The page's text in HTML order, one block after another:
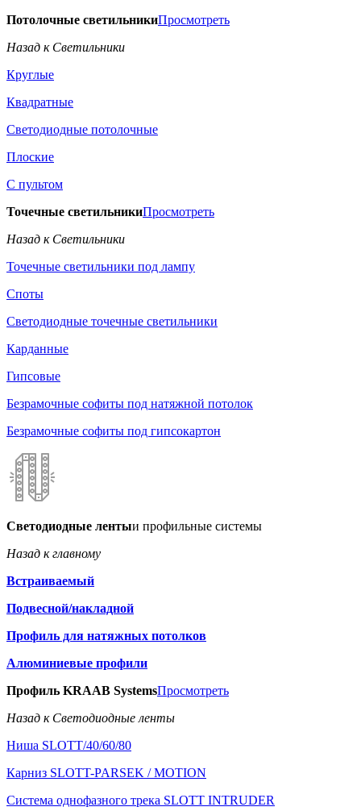
Потолочные светильникиПросмотреть
Назад к Светильники
Круглые
Квадратные
Светодиодные потолочные
Плоские
С пультом
Точечные светильникиПросмотреть
Назад к Светильники
Точечные светильники под лампу
Споты
Светодиодные точечные светильники
Карданные
Гипсовые
Безрамочные софиты под натяжной потолок
Безрамочные софиты под гипсокартон
Светодиодные лентыи профильные системы
Назад к главному
Встраиваемый
Подвесной/накладной
Профиль для натяжных потолков
Алюминиевые профили
Профиль KRAAB SystemsПросмотреть
Назад к Светодиодные ленты
Ниша SLOTT/40/60/80
Карниз SLOTT-PARSEK / MOTION
Система однофазного трека SLOTT INTRUDER